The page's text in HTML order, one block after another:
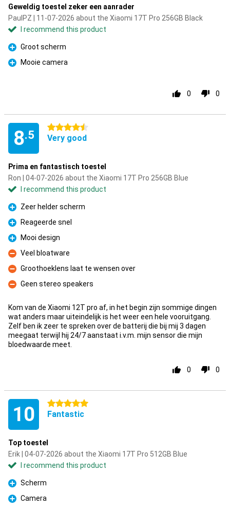
Geweldig toestel zeker een aanrader
PaulPZ | 11-07-2026 about the Xiaomi 17T Pro 256GB Black
I recommend this product
Pro
Groot scherm
Pro
Mooie camera
0 0
8.5
4.5 stars
Very good
Prima en fantastisch toestel
Ron | 04-07-2026 about the Xiaomi 17T Pro 256GB Blue
I recommend this product
Pro
Zeer helder scherm
Pro
Reageerde snel
Pro
Mooi design
Con
Veel bloatware
Con
Groothoeklens laat te wensen over
Con
Geen stereo speakers
Kom van de Xiaomi 12T pro af, in het begin zijn sommige dingen
wat anders maar uiteindelijk is het weer een hele vooruitgang.
Zelf ben ik zeer te spreken over de batterij die bij mij 3 dagen
meegaat terwijl hij 24/7 aanstaat i.v.m. mijn sensor die mijn
bloedwaarde meet.
0 0
10 5 stars
Fantastic
Top toestel
Erik | 04-07-2026 about the Xiaomi 17T Pro 512GB Blue
I recommend this product
Pro
Scherm
Pro
Camera